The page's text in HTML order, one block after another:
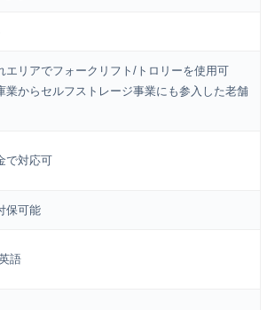
エリアでフォークリフト/トロリーを使用可
業からセルフストレージ事業にも参入した老舗
で対応可
保可能
語